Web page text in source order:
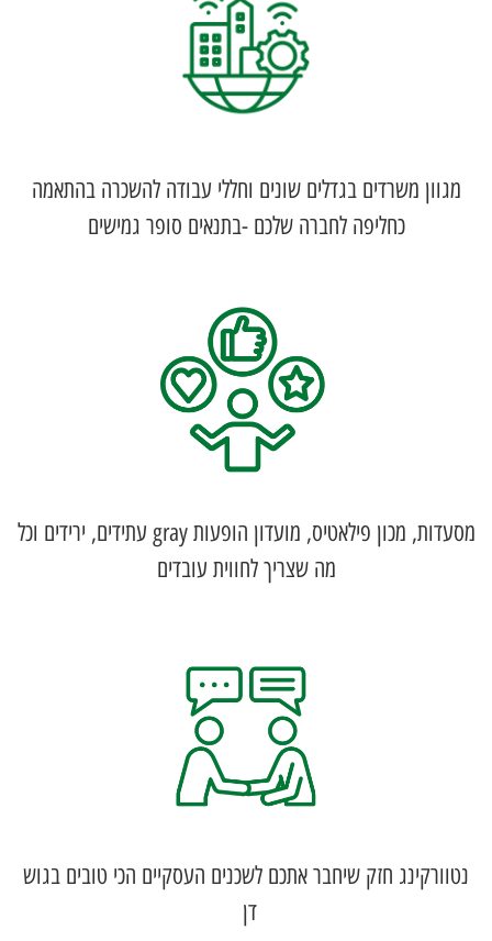
מגוון משרדים בגדלים שונים וחללי עבודה להשכרה בהתאמה
כחליפה לחברה שלכם -בתנאים סופר גמישים
מסעדות, מכון פילאטיס, מועדון הופעות gray עתידים, ירידים וכל
מה שצריך לחווית עובדים
נטוורקינג חזק שיחבר אתכם לשכנים העסקיים הכי טובים בגוש
דן